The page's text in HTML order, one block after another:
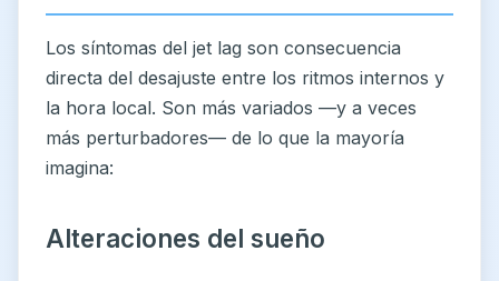
Los síntomas del jet lag son consecuencia
directa del desajuste entre los ritmos internos y
la hora local. Son más variados —y a veces
más perturbadores— de lo que la mayoría
imagina:
Alteraciones del sueño